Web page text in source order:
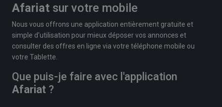
Afariat sur votre mobile
Nous vous offrons une application entièrement gratuite et
simple d'utilisation pour mieux déposer vos annonces et
consulter des offres en ligne via votre téléphone mobile ou
votre Tablette.
Que puis-je faire avec l'application
Afariat ?